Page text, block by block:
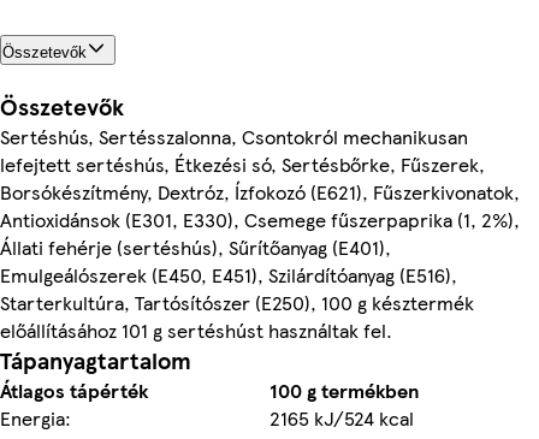
Összetevők
Összetevők
Sertéshús, Sertésszalonna, Csontokról mechanikusan
lefejtett sertéshús, Étkezési só, Sertésbőrke, Fűszerek,
Borsókészítmény, Dextróz, Ízfokozó (E621), Fűszerkivonatok,
Antioxidánsok (E301, E330), Csemege fűszerpaprika (1, 2%),
Állati fehérje (sertéshús), Sűrítőanyag (E401),
Emulgeálószerek (E450, E451), Szilárdítóanyag (E516),
Starterkultúra, Tartósítószer (E250), 100 g késztermék
előállításához 101 g sertéshúst használtak fel.
Tápanyagtartalom
Átlagos tápérték
100 g termékben
Energia:
2165 kJ/524 kcal